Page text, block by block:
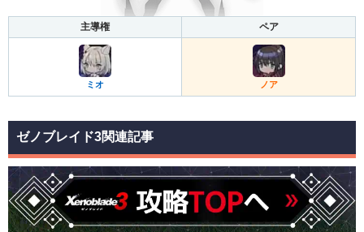
主導権 ペア
ミオ ノア
ゼノブレイド3関連記事